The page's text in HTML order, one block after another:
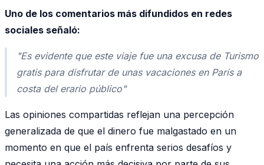
Uno de los comentarios más difundidos en redes
sociales señaló:
"Es evidente que este viaje fue una excusa de Turismo
gratis para disfrutar de unas vacaciones en París a
costa del erario público"
Las opiniones compartidas reflejan una percepción
generalizada de que el dinero fue malgastado en un
momento en que el país enfrenta serios desafíos y